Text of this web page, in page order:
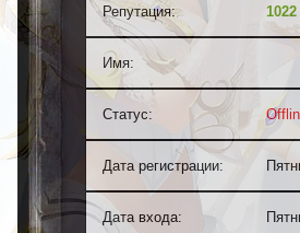
Репутация: 1022
Имя:
Статус:
Дата регистрации:
Дата входа: